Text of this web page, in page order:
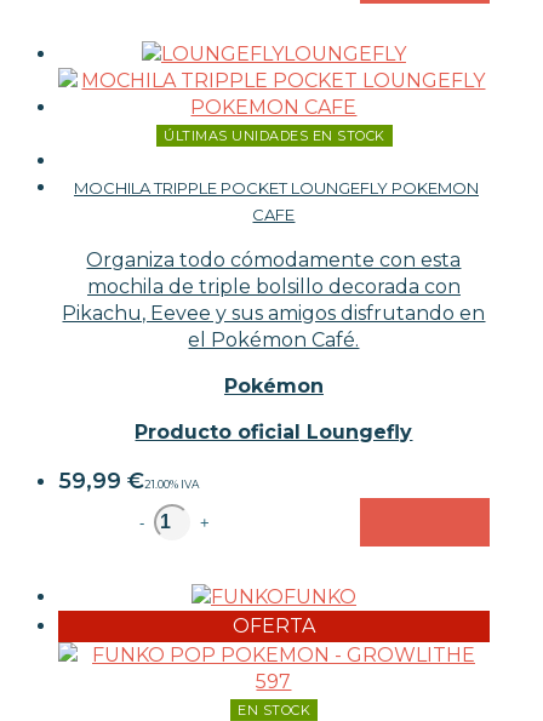
LOUNGEFLY
ÚLTIMAS UNIDADES EN STOCK
MOCHILA TRIPPLE POCKET LOUNGEFLY POKEMON
CAFE
Organiza todo cómodamente con esta
mochila de triple bolsillo decorada con
Pikachu, Eevee y sus amigos disfrutando en
el Pokémon Café.
Pokémon
Producto oficial Loungefly
59,99 €21.00% IVA
- +
FUNKO
OFERTA
EN STOCK